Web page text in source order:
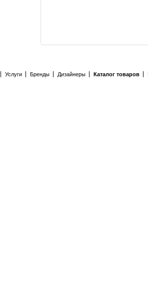
Услуги Бренды Дизайнеры Каталог товаров